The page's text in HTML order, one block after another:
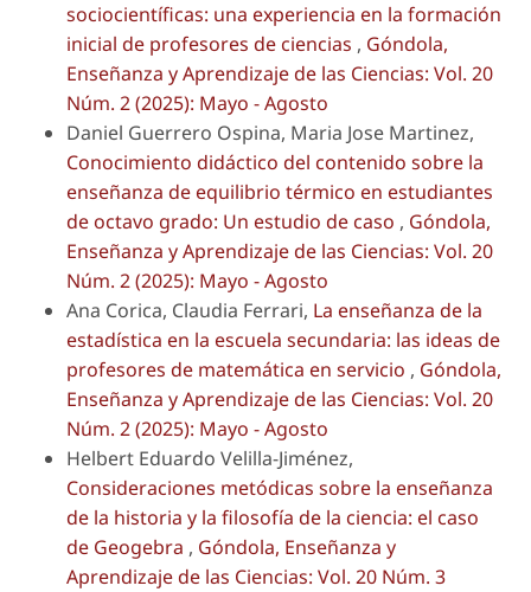
sociocientíficas: una experiencia en la formación
inicial de profesores de ciencias , Góndola,
Enseñanza y Aprendizaje de las Ciencias: Vol. 20
Núm. 2 (2025): Mayo - Agosto
Daniel Guerrero Ospina, Maria Jose Martinez,
Conocimiento didáctico del contenido sobre la
enseñanza de equilibrio térmico en estudiantes
de octavo grado: Un estudio de caso , Góndola,
Enseñanza y Aprendizaje de las Ciencias: Vol. 20
Núm. 2 (2025): Mayo - Agosto
Ana Corica, Claudia Ferrari, La enseñanza de la
estadística en la escuela secundaria: las ideas de
profesores de matemática en servicio , Góndola,
Enseñanza y Aprendizaje de las Ciencias: Vol. 20
Núm. 2 (2025): Mayo - Agosto
Helbert Eduardo Velilla-Jiménez,
Consideraciones metódicas sobre la enseñanza
de la historia y la filosofía de la ciencia: el caso
de Geogebra , Góndola, Enseñanza y
Aprendizaje de las Ciencias: Vol. 20 Núm. 3